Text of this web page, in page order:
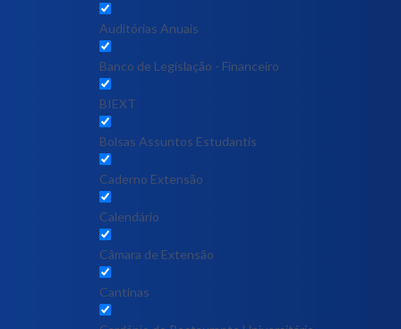
Auditórias Anuais
Banco de Legislação - Financeiro
BIEXT
Bolsas Assuntos Estudantis
Caderno Extensão
Calendário
Câmara de Extensão
Cantinas